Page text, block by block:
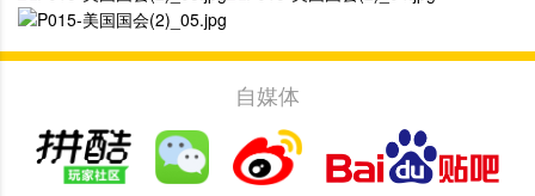
自媒体